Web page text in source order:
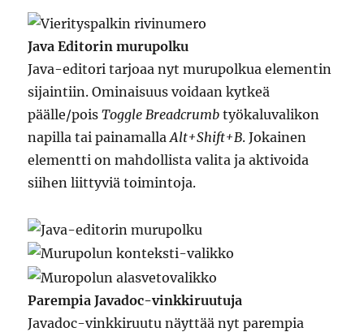
Java Editorin murupolku
Java-editori tarjoaa nyt murupolkua elementin
sijaintiin. Ominaisuus voidaan kytkeä
päälle/poisToggle Breadcrumb työkaluvalikon
napilla tai painamallaAlt+Shift+B. Jokainen
elementti on mahdollista valita ja aktivoida
siihen liittyviä toimintoja.
Parempia Javadoc-vinkkiruutuja
Javadoc-vinkkiruutu näyttää nyt parempia